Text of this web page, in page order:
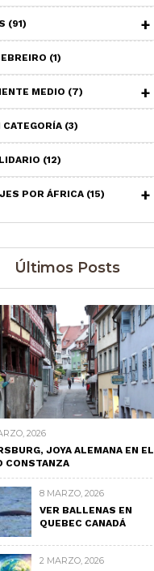
(91)
(1)
MEDIO (7)
CATEGORÍA (3)
(12)
POR ÁFRICA (15)
Últimos Posts
2026
JOYA ALEMANA EN EL
CONSTANZA
8 MARZO, 2026
VER BALLENAS EN
QUEBEC CANADÁ
2 MARZO, 2026